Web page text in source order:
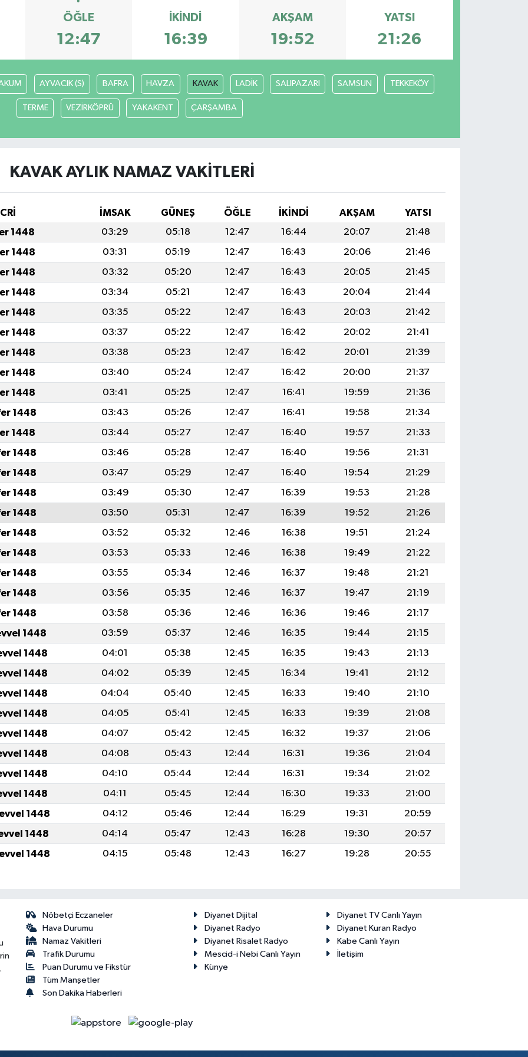
ÖĞLE
12:47
İKINDI
16:39
AKŞAM
19:52
YATSI
21:26
AYVACIK (S) BAFRA HAVZA KAVAK LADİK SALIPAZARI SAMSUN TEKKEKÖY
TERME VEZİRKÖPRÜ YAKAKENT ÇARŞAMBA
KAVAK AYLIK NAMAZ VAKITLERI
İMSAK GÜNEŞ ÖĞLE İKINDI AKŞAM
YATSI
1448 03:29 05:18 12:47 16:44 20:07
21:48
1448 03:31 05:19 12:47 16:43 20:06
21:46
1448 03:32 05:20 12:47 16:43 20:05
21:45
1448 03:34 05:21 12:47 16:43 20:04
21:44
1448 03:35 05:22 12:47 16:43 20:03
21:42
1448 03:37 05:22 12:47 16:42 20:02
21:41
1448 03:38 05:23 12:47 16:42 20:01
21:39
1448 03:40 05:24 12:47 16:42 20:00
21:37
1448 03:41 05:25 12:47 16:41 19:59
21:36
1448 03:43 05:26 12:47 16:41 19:58
21:34
1448 03:44 05:27 12:47 16:40 19:57
21:33
1448 03:46 05:28 12:47 16:40 19:56
21:31
1448 03:47 05:29 12:47 16:40 19:54
21:29
1448 03:49 05:30 12:47 16:39 19:53
21:28
1448 03:50 05:31 12:47 16:39 19:52
21:26
1448 03:52 05:32 12:46 16:38 19:51
21:24
1448 03:53 05:33 12:46 16:38 19:49
21:22
1448 03:55 05:34 12:46 16:37 19:48
21:21
1448 03:56 05:35 12:46 16:37 19:47
21:19
1448 03:58 05:36 12:46 16:36 19:46
21:17
1448 03:59 05:37 12:46 16:35 19:44
21:15
1448 04:01 05:38 12:45 16:35 19:43
21:13
1448 04:02 05:39 12:45 16:34 19:41
21:12
1448 04:04 05:40 12:45 16:33 19:40
21:10
1448 04:05 05:41 12:45 16:33 19:39
21:08
1448 04:07 05:42 12:45 16:32 19:37
21:06
1448 04:08 05:43 12:44 16:31 19:36
21:04
1448 04:10 05:44 12:44 16:31 19:34
21:02
1448 04:11 05:45 12:44 16:30 19:33
21:00
1448 04:12 05:46 12:44 16:29 19:31
20:59
1448 04:14 05:47 12:43 16:28 19:30
20:57
1448 04:15 05:48 12:43 16:27 19:28 20:55
Nöbetçi Eczaneler
Hava Durumu
Namaz Vakitleri
Trafik Durumu
Puan Durumu ve Fikstür
Tüm Manşetler
Son Dakika Haberleri
Diyanet Dijital
Diyanet TV Canlı Yayın
Diyanet Radyo
Diyanet Kuran Radyo
Diyanet Risalet Radyo
Kabe Canlı Yayın
Mescid-i Nebi Canlı Yayın
İletişim
Künye